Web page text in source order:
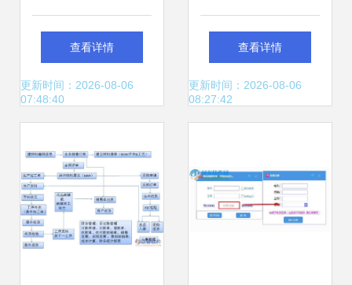
V1.29 单机版 让客
户管理更高效、更
查看详情
更新时间：2026-08-06
07:48:40
软件系统 助力企业
高效驾驭商机，赋
查看详情
更新时间：2026-08-06
08:27:42